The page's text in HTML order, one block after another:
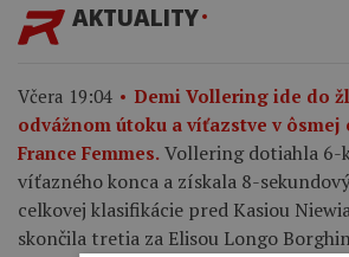
AKTUALITY
Včera 19:04
Demi Vollering ide do
odvážnom útoku a víťazstve v ôsmej
France Femmes. Vollering dotiahla 6-
víťazného konca a získala 8-
celkovej klasifikácie pred Kasiou
skončila tretia za Elisou Longo